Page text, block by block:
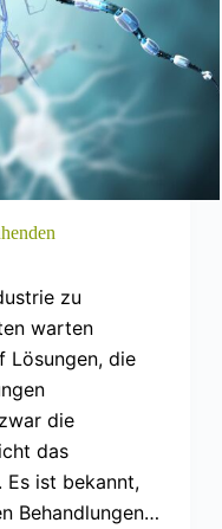
zu
warten
Lösungen, die
die
das
Es ist bekannt,
Behandlungen…